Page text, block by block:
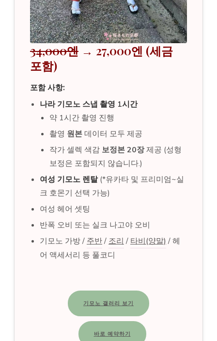
34,000엔 → 27,000엔 (세금
포함)
포함 사항:
나라 기모노 스냅 촬영 1시간
약 1시간 촬영 진행
촬영 원본데이터 모두 제공
작가 셀렉 색감 보정본 20장제공 (성형
보정은 포함되지 않습니다.)
여성 기모노 렌탈(*유카타 및 프리미엄~실
크 호몬기 선택 가능)
여성 헤어 셋팅
반폭 오비 또는 실크 나고야 오비
기모노 가방 / 주반/ 조리 / 타비(양말) / 헤
어 액세서리 등 풀코디
기모노 갤러리 보기
바로 예약하기